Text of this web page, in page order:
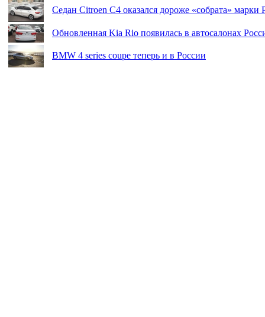
Седан Citroen C4 оказался дороже «собрата» марки
Обновленная Kia Rio появилась в автосалонах
BMW 4 series coupe теперь и в России